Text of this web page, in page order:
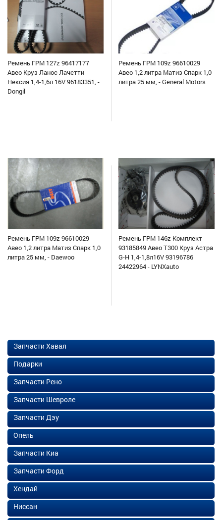
Ремень ГРМ 127z 96417177
Авео Круз Ланос Лачетти
Нексия 1,4-1,6л 16V 96183351, -
Dongil
Ремень ГРМ 109z 96610029
Авео 1,2 литра Матиз Спарк 1,0
литра 25 мм, - General Motors
Ремень ГРМ 109z 96610029
Авео 1,2 литра Матиз Спарк 1,0
литра 25 мм, - Daewoo
Ремень ГРМ 146z Комплект
93185849 Авео Т300 Круз Астра
G-H 1,4-1,8л16V 93196786
24422964 - LYNXauto
Запчасти Хавал
Подарки
Запчасти Рено
Запчасти Шевроле
Запчасти Дэу
Опель
Запчасти Киа
Запчасти Форд
Хендай
Ниссан